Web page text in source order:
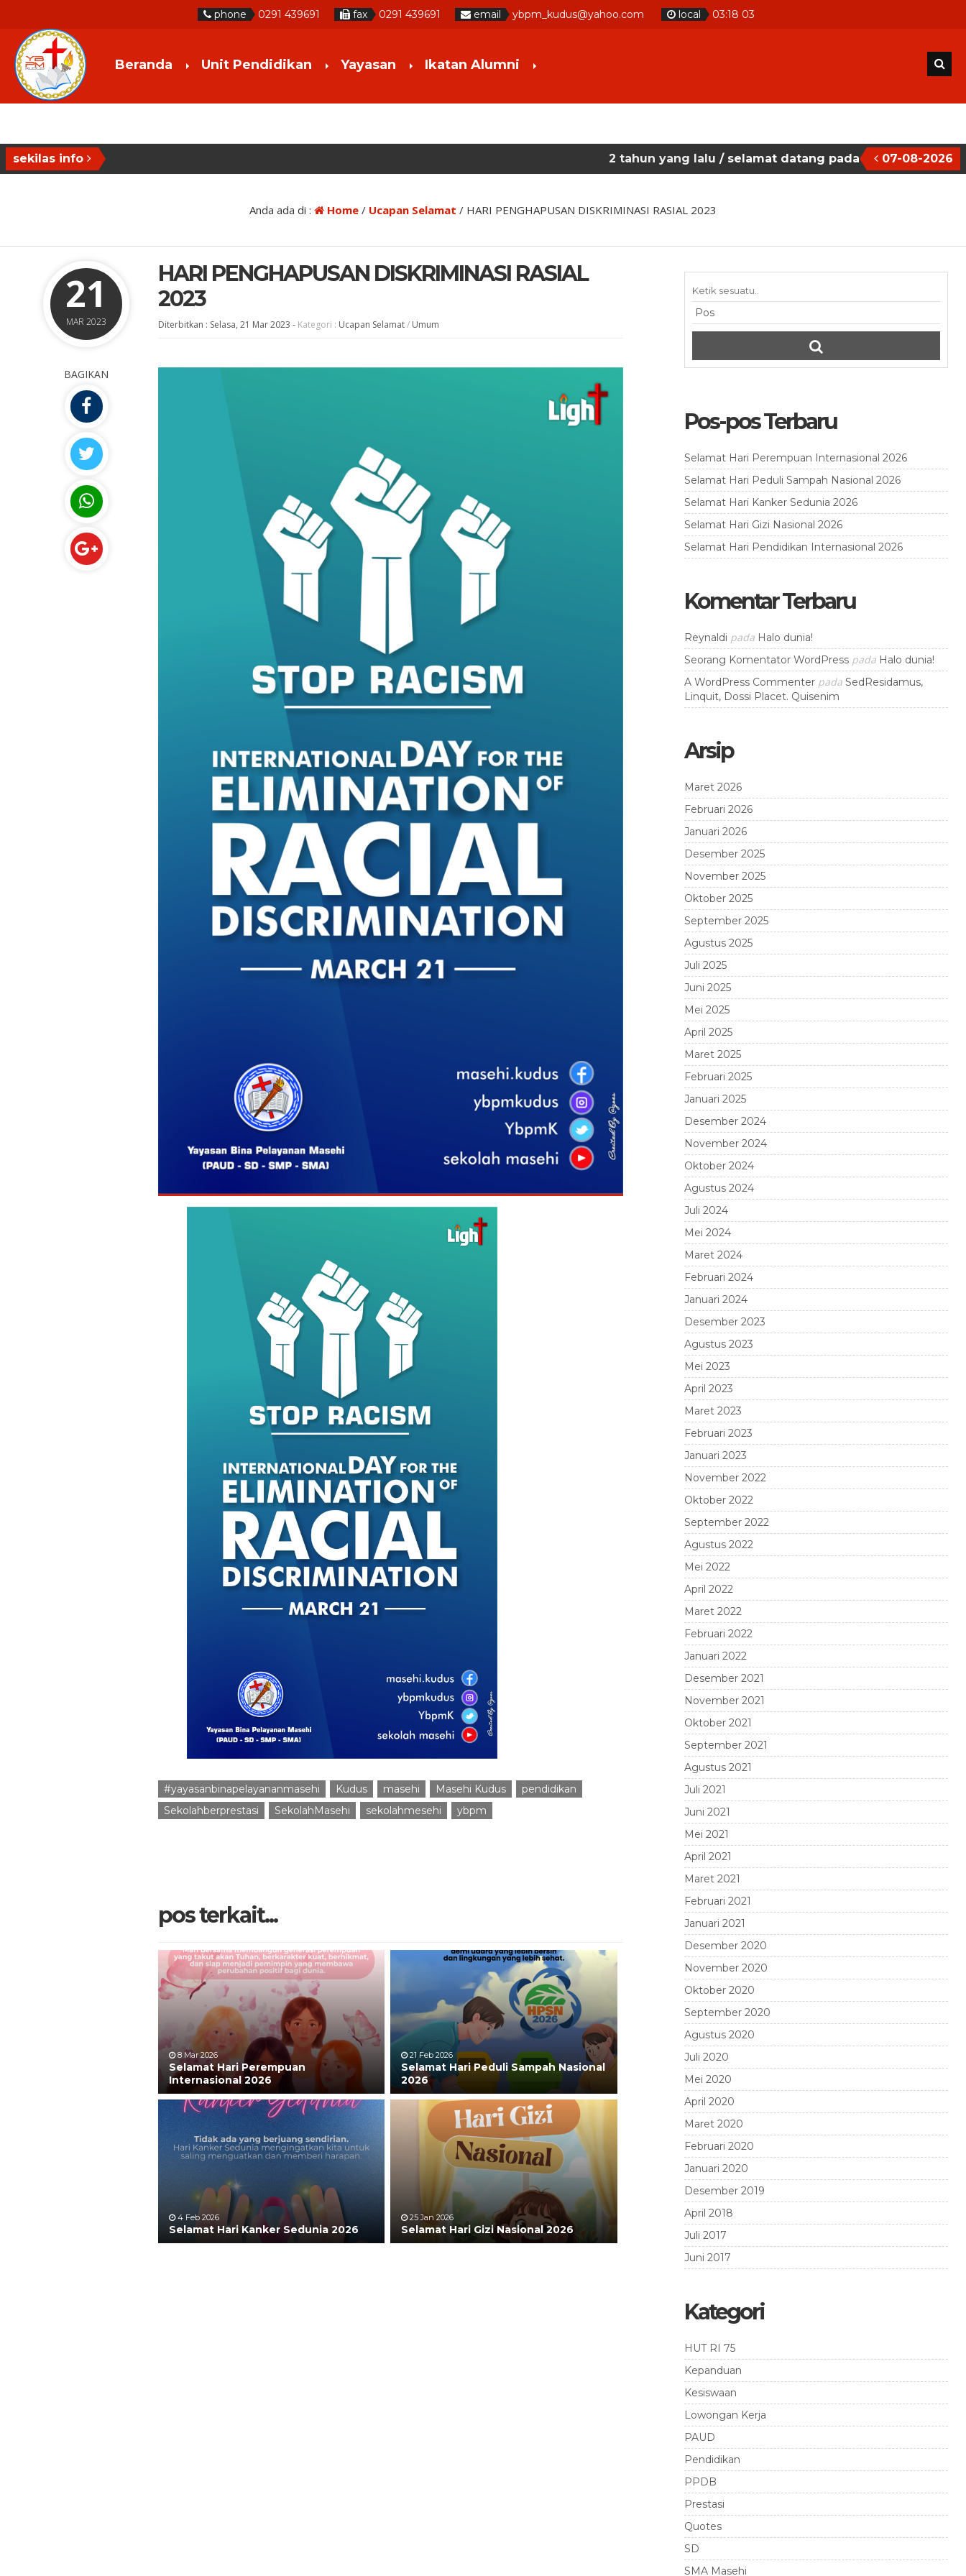
phone 0291 439691 fax 0291 439691 email ybpm_kudus@yahoo.com local 03:18 04
Beranda Unit Pendidikan Yayasan Ikatan Alumni
sekilas info 07-08-2026
2 tahun yang lalu/ selamat datang pada situs website sekolah masehi
Anda ada di : Home / Ucapan Selamat / HARI PENGHAPUSAN DISKRIMINASI RASIAL 2023
21
MAR 2023
HARI PENGHAPUSAN DISKRIMINASI RASIAL
2023
Diterbitkan : Selasa, 21 Mar 2023 - Kategori : Ucapan Selamat/ Umum
BAGIKAN
#yayasanbinapelayananmasehi Kudus masehi Masehi Kudus
pendidikan
Sekolahberprestasi
SekolahMasehi sekolahmesehi ybpm
pos terkait...
8 Mar 2026
Selamat Hari Perempuan
Internasional 2026
21 Feb 2026
Selamat Hari Peduli Sampah Nasional
2026
4 Feb 2026
Selamat Hari Kanker Sedunia 2026
25 Jan 2026
Selamat Hari Gizi Nasional 2026
Pos-pos Terbaru
Selamat Hari Perempuan Internasional 2026
Selamat Hari Peduli Sampah Nasional 2026
Selamat Hari Kanker Sedunia 2026
Selamat Hari Gizi Nasional 2026
Selamat Hari Pendidikan Internasional 2026
Komentar Terbaru
Reynaldi pada Halo dunia!
Seorang Komentator WordPresspada Halo dunia!
A WordPress Commenterpada SedResidamus,
Linquit, Dossi Placet. Quisenim
Arsip
Maret 2026
Februari 2026
Januari 2026
Desember 2025
November 2025
Oktober 2025
September 2025
Agustus 2025
Juli 2025
Juni 2025
Mei 2025
April 2025
Maret 2025
Februari 2025
Januari 2025
Desember 2024
November 2024
Oktober 2024
Agustus 2024
Juli 2024
Mei 2024
Maret 2024
Februari 2024
Januari 2024
Desember 2023
Agustus 2023
Mei 2023
April 2023
Maret 2023
Februari 2023
Januari 2023
November 2022
Oktober 2022
September 2022
Agustus 2022
Mei 2022
April 2022
Maret 2022
Februari 2022
Januari 2022
Desember 2021
November 2021
Oktober 2021
September 2021
Agustus 2021
Juli 2021
Juni 2021
Mei 2021
April 2021
Maret 2021
Februari 2021
Januari 2021
Desember 2020
November 2020
Oktober 2020
September 2020
Agustus 2020
Juli 2020
Mei 2020
April 2020
Maret 2020
Februari 2020
Januari 2020
Desember 2019
April 2018
Juli 2017
Juni 2017
Kategori
HUT RI 75
Kepanduan
Kesiswaan
Lowongan Kerja
PAUD
Pendidikan
PPDB
Prestasi
Quotes
SD
SMA Masehi